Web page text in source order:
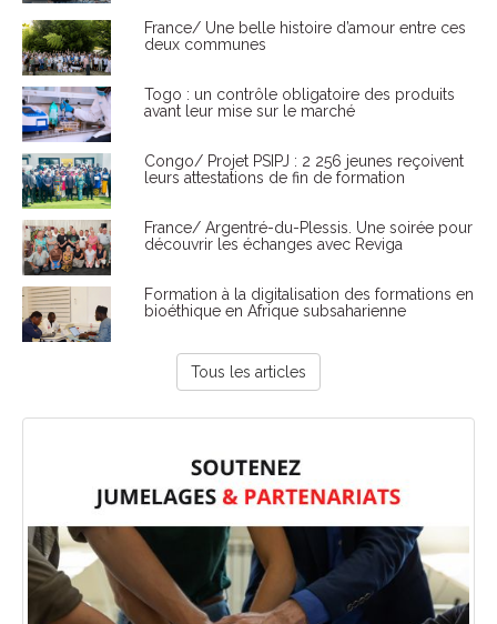
France/ Une belle histoire d’amour entre ces
deux communes
Togo : un contrôle obligatoire des produits
avant leur mise sur le marché
Congo/ Projet PSIPJ : 2 256 jeunes reçoivent
leurs attestations de fin de formation
France/ Argentré-du-Plessis. Une soirée pour
découvrir les échanges avec Reviga
Formation à la digitalisation des formations en
bioéthique en Afrique subsaharienne
Tous les articles